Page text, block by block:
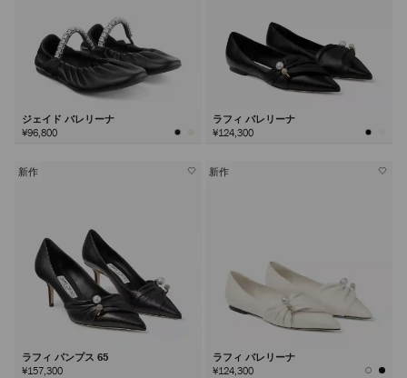
ジェイド バレリーナ
¥96,800
ラフィ バレリーナ
¥124,300
新作
ラフィ パンプス 65
¥157,300
新作
ラフィ バレリーナ
¥124,300